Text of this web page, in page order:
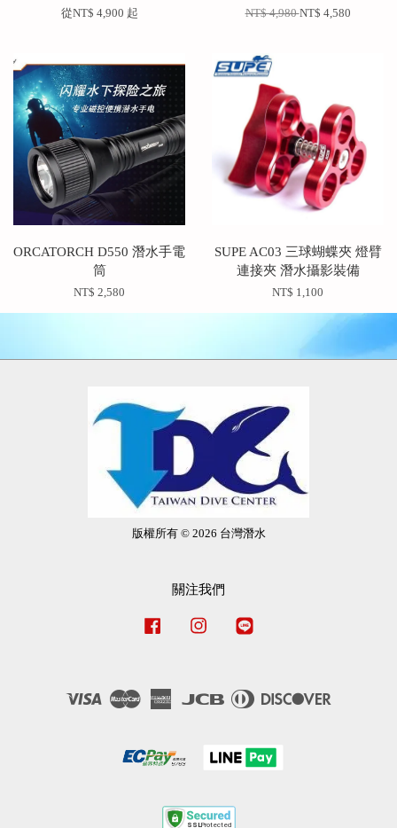
從NT$ 4,900 起 NT$ 4,980NT$ 4,580
ORCATORCH D550 潛水手電
筒
NT$ 2,580
SUPE AC03 三球蝴蝶夾 燈臂
連接夾 潛水攝影裝備
NT$ 1,100
版權所有 © 2026 台灣潛水
關注我們
Facebook Instagram
Visa Master
American
JCB
Diners